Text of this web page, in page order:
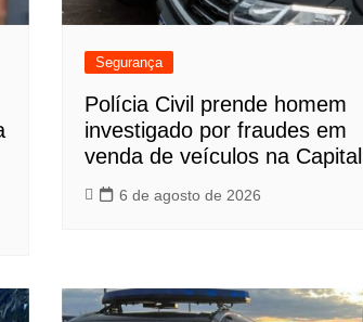
Segurança
Polícia Civil prende homem
investigado por fraudes em
venda de veículos na Capital
6 de agosto de 2026